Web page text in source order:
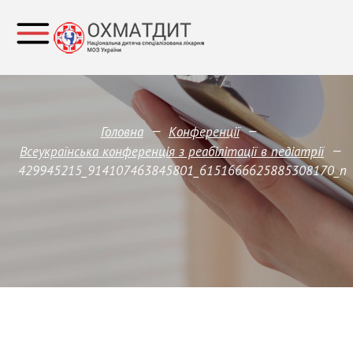
Головна — Конференції —
Всеукраїнська конференція з реабілітації в педіатрії —
429945215_914107463845801_6151666625885308170_n